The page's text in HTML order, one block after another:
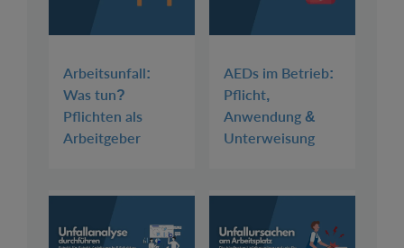
Arbeitsunfall:
Was tun?
Pflichten als
Arbeitgeber
AEDs im Betrieb:
Pflicht,
Anwendung &
Unterweisung